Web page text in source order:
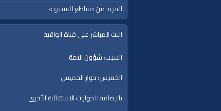
المزيد من مقاطع الفيديو >
البث المباشر على قناة الواقية
السبت: شؤون الأمة
الخميس: حوار الخميس
بالإضافة للحوارات الاستثنائية الأخرى